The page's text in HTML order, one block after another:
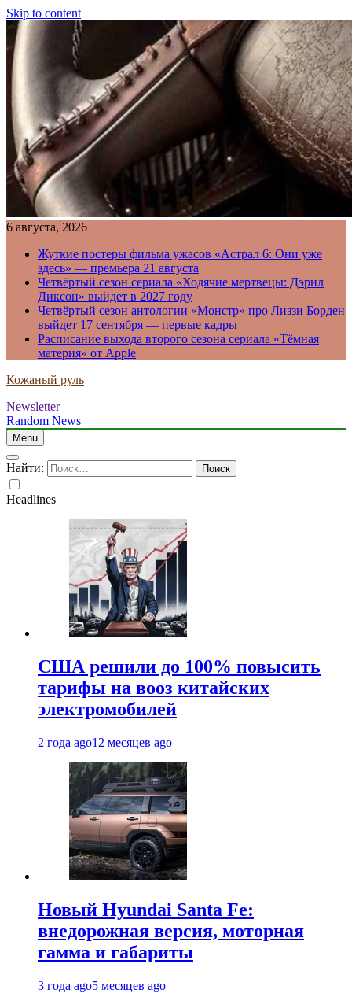
Skip to content
6 августа, 2026
Жуткие постеры фильма ужасов «Астрал 6: Они уже
здесь» — премьера 21 августа
Четвёртый сезон сериала «Ходячие мертвецы: Дэрил
Диксон» выйдет в 2027 году
Четвёртый сезон антологии «Монстр» про Лиззи Борден
выйдет 17 сентября — первые кадры
Расписание выхода второго сезона сериала «Тёмная
материя» от Apple
Кожаный руль
Newsletter
Random News
Menu
Найти:
Headlines
США решили до 100% повысить
тарифы на вооз китайских
электромобилей
2 года ago12 месяцев ago
Новый Hyundai Santa Fe:
внедорожная версия, моторная
гамма и габариты
3 года ago5 месяцев ago